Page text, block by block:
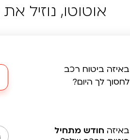
אוטוטו, נוזיל את
באיזה ביטוח רכב
לחסוך לך היום?
באיזה חודש מתחיל